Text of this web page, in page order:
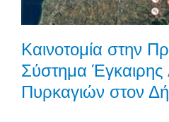
Καινοτομία στην
Σύστημα Έγκαιρης
Πυρκαγιών στον